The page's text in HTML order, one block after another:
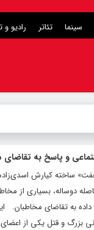
سینما تئاتر رادیو و
و پاسخ به
ساخته کیارش
دوساله، بسیاری از
به تقاضای مخاطبان.
بزرگ و قتل یکی از